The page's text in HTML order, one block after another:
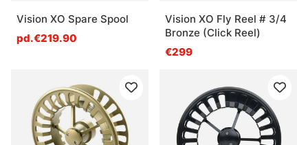
Vision XO Spare Spool
pd.€219.90
Vision XO Fly Reel # 3/4
Bronze (Click Reel)
€299